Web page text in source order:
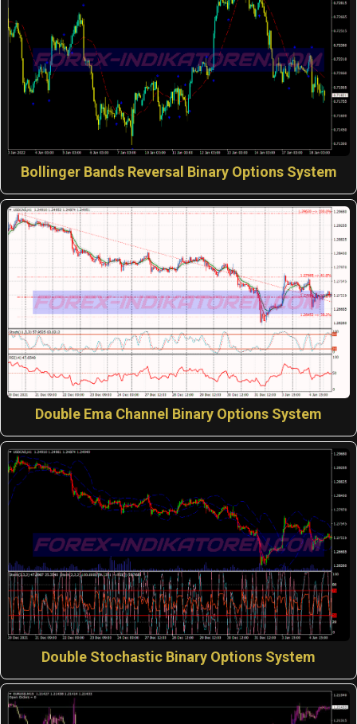
Bollinger Bands Reversal Binary Options System
Double Ema Channel Binary Options System
Double Stochastic Binary Options System